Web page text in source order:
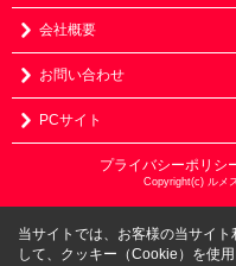
会社概要
お問い合わせ
PCサイト
プライバシーポリシ
Copyright(c) ルメ
当サイトでは、お客様の当サイ
して、クッキー（Cookie）を使用